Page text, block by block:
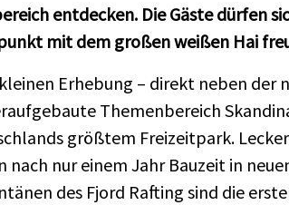
entdecken. Die Gäste dürfen
mit dem großen weißen Hai
Erhebung – direkt neben
Themenbereich
größtem Freizeitpark.
nach nur einem Jahr Bauzeit in
des Fjord Rafting sind die